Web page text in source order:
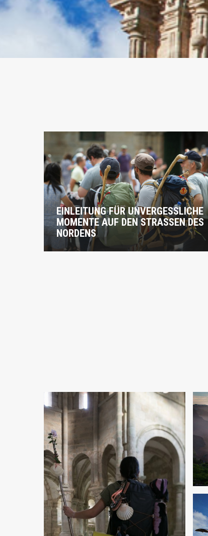
EINLEITUNG FÜR UNVERGESSLICHE
MOMENTE AUF DEN STRASSEN DES N
ORDENS